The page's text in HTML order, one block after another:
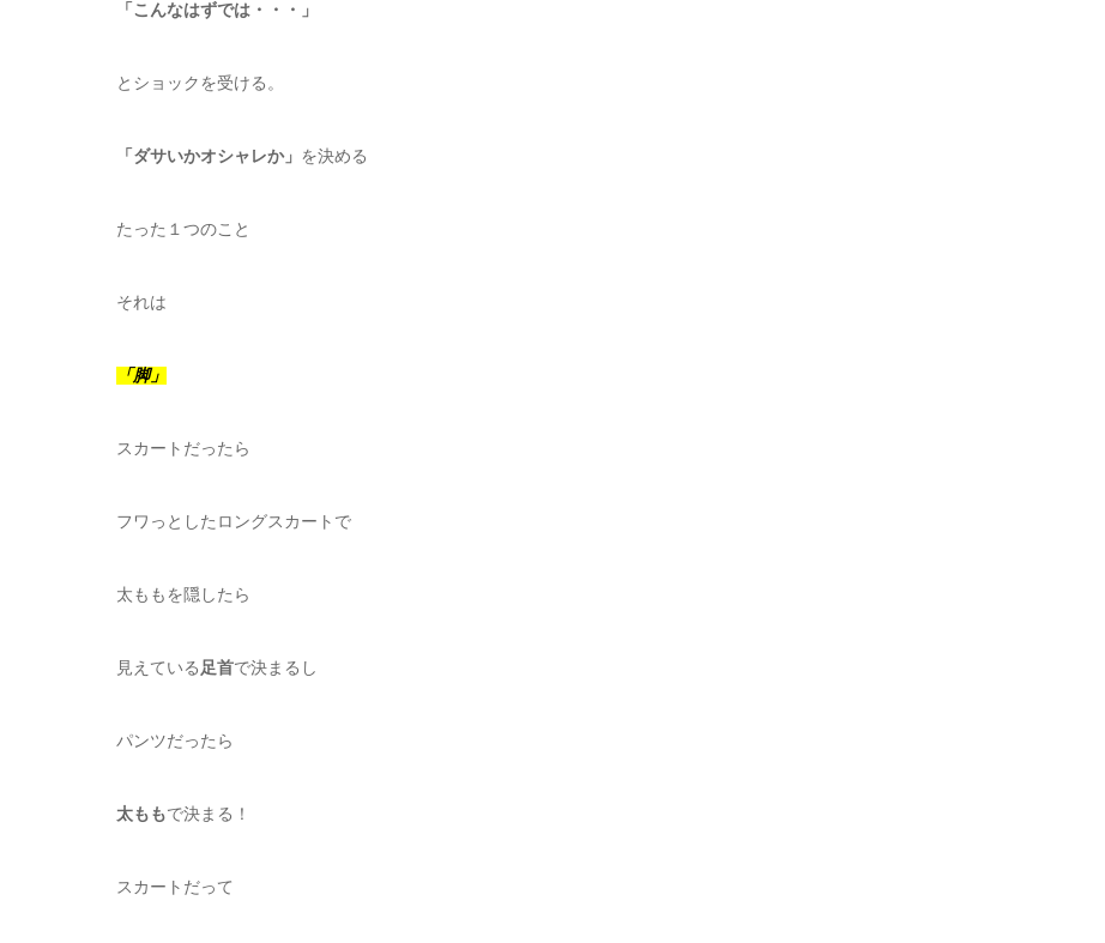
「こんなはずでは・・・」
とショックを受ける。
「ダサいかオシャレか」 を決める
たった１つのこと
それは
「脚」
スカートだったら
フワっとしたロングスカートで
太ももを隠したら
見えている 足首で決まるし
パンツだったら
太ももで決まる！
スカートだって